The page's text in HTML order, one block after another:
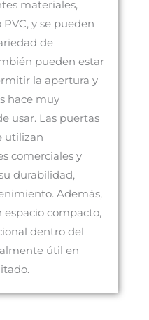
materiales,
y se pueden
de
pueden estar
la apertura y
hace muy
usar. Las puertas
utilizan
comerciales y
durabilidad,
Además,
espacio compacto,
dentro del
útil en